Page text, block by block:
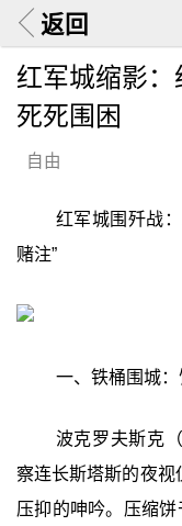
返回
红军城缩影
死死围困
自由
红军城围歼战
赌注”‍
一、铁桶围城
波克罗夫斯克
察连长斯塔斯的夜视
压抑的呻吟。压缩饼